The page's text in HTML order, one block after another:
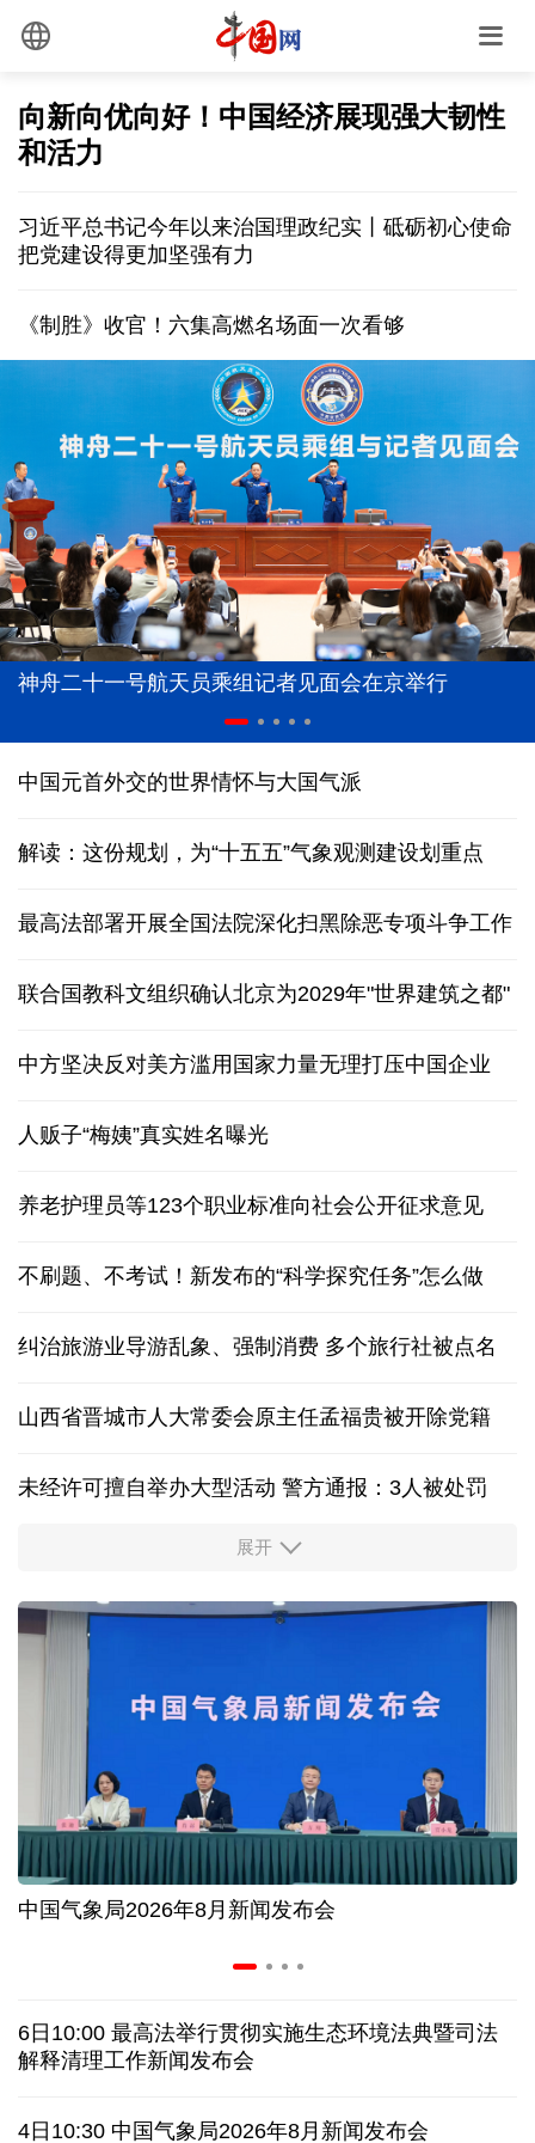
向新向优向好！中国经济展现强大韧性
和活力
习近平总书记今年以来治国理政纪实丨砥砺初心使命
把党建设得更加坚强有力
《制胜》收官！六集高燃名场面一次看够
神舟二十一号航天员乘组记者见面会在京举行
中国元首外交的世界情怀与大国气派
解读：这份规划，为“十五五”气象观测建设划重点
最高法部署开展全国法院深化扫黑除恶专项斗争工作
联合国教科文组织确认北京为2029年"世界建筑之都"
中方坚决反对美方滥用国家力量无理打压中国企业
人贩子“梅姨”真实姓名曝光
养老护理员等123个职业标准向社会公开征求意见
不刷题、不考试！新发布的“科学探究任务”怎么做
纠治旅游业导游乱象、强制消费 多个旅行社被点名
山西省晋城市人大常委会原主任孟福贵被开除党籍
未经许可擅自举办大型活动 警方通报：3人被处罚
中国多地出台带薪休假新政 释放消费潜力
前7月海南离岛免税购物额216亿元 同比增长17.9%
60余国家、地区和国际组织在今年服贸会设展办会
"反向海淘"持续火热，外国游客为啥爱上"中国购"？
广东7月用电量突破千亿千瓦时 折射经济强劲活力
"一公里"产业链出圈 深圳华强北迎来全球采购热潮
美媒称美国增派人手 在古巴加大力度开展情报活动
巴西降级与阿根廷关系 阿称驻巴大使将“回国休假”
展开
中国气象局2026年8月新闻发布会
6日10:00 最高法举行贯彻实施生态环境法典暨司法
解释清理工作新闻发布会
4日10:30 中国气象局2026年8月新闻发布会